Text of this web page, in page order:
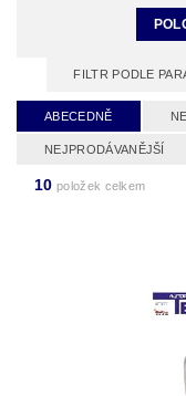
FILTR PODLE
ABECEDNĚ
NEJPRODÁVANĚJŠÍ
10 položek celkem